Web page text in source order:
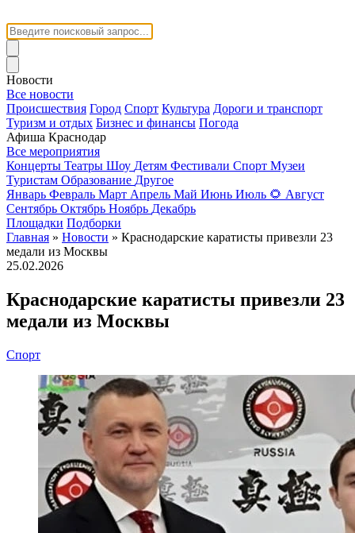
Новости
Все новости
Происшествия Город Спорт Культура Дороги и транспорт
Туризм и отдых Бизнес и финансы Погода
Афиша Краснодар
Все мероприятия
Концерты Театры Шоу Детям Фестивали Спорт Музеи
Туристам Образование Другое
Январь Февраль Март Апрель Май Июнь Июль 🌻 Август
Сентябрь Октябрь Ноябрь Декабрь
Площадки Подборки
Главная » Новости » Краснодарские каратисты привезли 23
медали из Москвы
25.02.2026
Краснодарские каратисты привезли 23
медали из Москвы
Спорт